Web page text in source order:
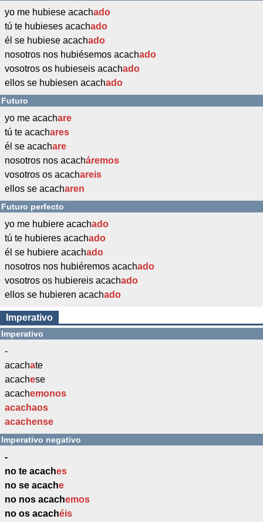
yo me hubiese acachado
tú te hubieses acachado
él se hubiese acachado
nosotros nos hubiésemos acachado
vosotros os hubieseis acachado
ellos se hubiesen acachado
Futuro
yo me acachare
tú te acachares
él se acachare
nosotros nos acacháremos
vosotros os acachareis
ellos se acacharen
Futuro perfecto
yo me hubiere acachado
tú te hubieres acachado
él se hubiere acachado
nosotros nos hubiéremos acachado
vosotros os hubiereis acachado
ellos se hubieren acachado
Imperativo
Imperativo
-
acachate
acachese
acachemonos
acachaos
acachense
Imperativo negativo
-
no te acaches
no se acache
no nos acachemos
no os acachéis